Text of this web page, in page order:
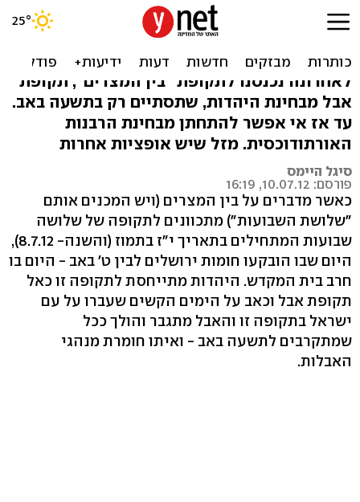
עם חופשי: 5 אלטרנטיבות
לחתונה אורתודוכסית
לאחרונה נכנסנו לתקופת "בין המצרים", תקופת
אבל מבחינת היהדות, שתסתיים רק בתשעה באב.
עד אז אי אפשר להתחתן מבחינת הרבנות
האורתודוכסית. מזל שיש אופציות אחרות
סיגל היימס
פורסם: 10.07.12, 16:19
כאשר מדברים על בין המצרים (ויש המכנים אותם
"שלושת השבועות") מתכוונים לתקופה של שלושה
שבועות המתחילים בתאריך י"ז בתמוז (והשנה- 8.7.12),
היום שבו הובקעו חומות ירושלים לבין ט' באב - היום בו
חרב בית המקדש. היהדות מתייחסת לתקופה זו כאל
תקופת אבל וכאב על הימים הקשים שעברו על עם
ישראל בתקופה זו והאבל מתגבר והולך ככל
שמתקרבים לתשעה באב - ואיתו חומרת מנהגי
האבלות.